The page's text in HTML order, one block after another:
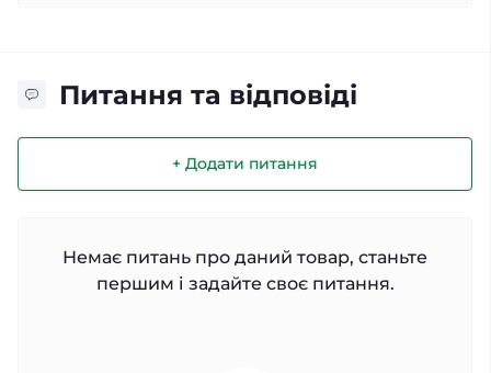
Питання та відповіді
+ Додати питання
Немає питань про даний товар, станьте
першим і задайте своє питання.